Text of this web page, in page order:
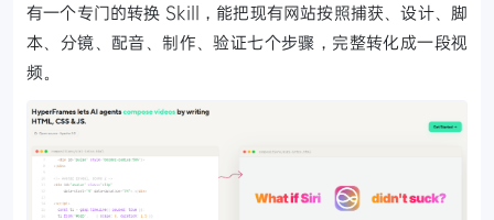
有一个专门的转换 Skill，能把现有网站按照捕获、设计、脚
本、分镜、配音、制作、验证七个步骤，完整转化成一段视
频。